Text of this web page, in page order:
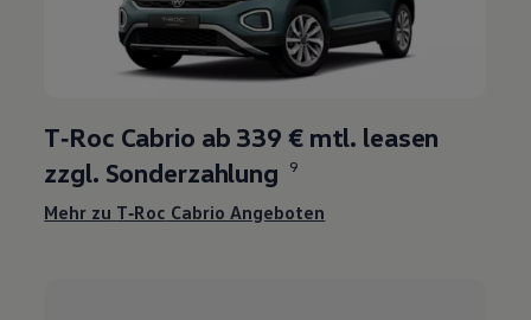
T‑Roc Cabrio ab 339 € mtl. leasen
zzgl. Sonderzahlung
9
Mehr zu T‑Roc Cabrio Angeboten